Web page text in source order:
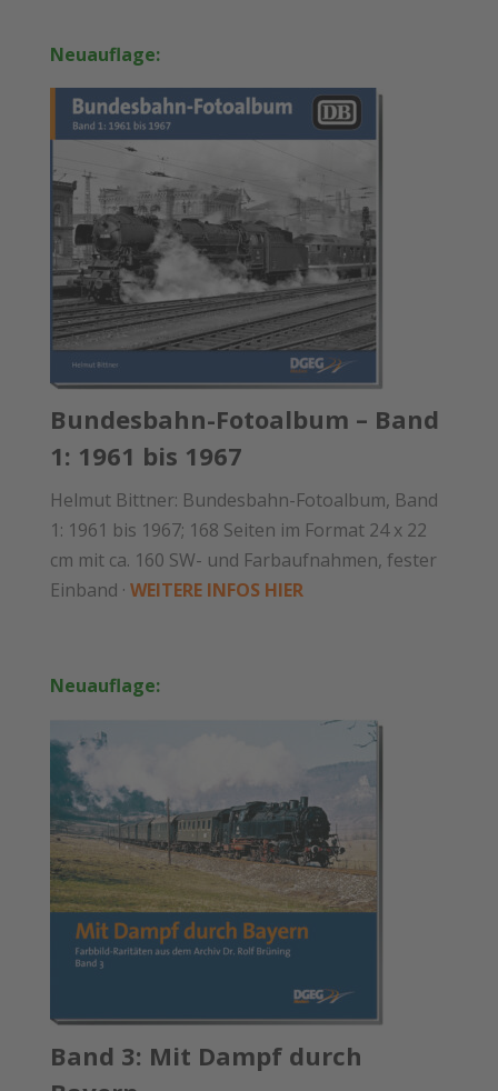
Neuauflage:
Bundesbahn-Fotoalbum – Band
1: 1961 bis 1967
Helmut Bittner: Bundesbahn-Fotoalbum, Band
1: 1961 bis 1967; 168 Seiten im Format 24 x 22
cm mit ca. 160 SW- und Farbaufnahmen, fester
Einband · WEITERE INFOS HIER
Neuauflage:
Band 3: Mit Dampf durch